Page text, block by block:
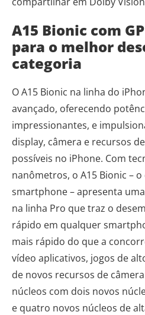
A15 Bionic com
para o melhor
categoria
O A15 Bionic na linha do
avançado, oferecendo
impressionantes, e
display, câmera e recursos
possíveis no iPhone. Com
nanômetros, o A15 Bionic –
smartphone – apresenta
na linha Pro que traz o
rápido em qualquer
mais rápido do que a
vídeo aplicativos, jogos de
de novos recursos de
núcleos com dois novos
e quatro novos núcleos de